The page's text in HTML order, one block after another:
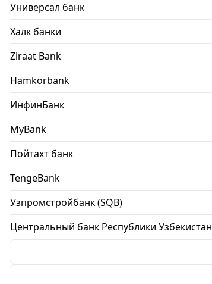
Универсал банк
Халк банки
Ziraat Bank
Hamkorbank
ИнфинБанк
MyBank
Пойтахт банк
TengeBank
Узпромстройбанк (SQB)
Центральный банк Республики Узбекистан